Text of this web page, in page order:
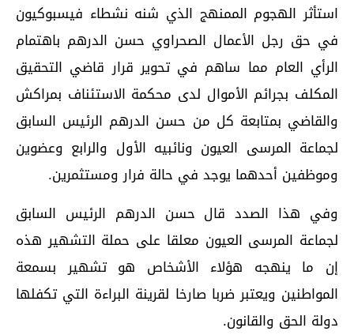
استأثر الهجوم الممنهج الذي شنه نشطاء فيسبوكيون
في حق رجل الأعمال الصحراوي حسن الدرهم باهتمام
الرأي العام مما ساهم في تحوير قرار قاضي التحقيق
المكلف بجرائم الأموال لدى محكمة الاستئناف بمراكش
والقاضي بمتابعة كل من حسن الدرهم الرئيس السابق
لجماعة المرسى العيون ونائبيه الأول والرابع وعضوين
وموظفين أحدهما يوجد في حالة فرار ومستثمرين.
وفي هذا الصدد قال حسن الدرهم الرئيس السابق
لجماعة المرسى العيون معلقا على حملة التشهير هذه
إن ما ينهجه هؤلاء الأشخاص هو تشهير بسمعة
المواطنين ويعتبر ضربا صارخا لقرينة البراءة التي تكفلها
دولة الحق والقانون.